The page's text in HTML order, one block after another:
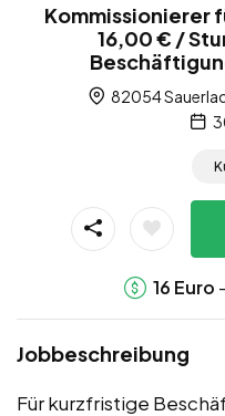
Kommissionierer
16,00 € /
82054
16 Euro -
Jobbeschreibung
Für kurzfristige